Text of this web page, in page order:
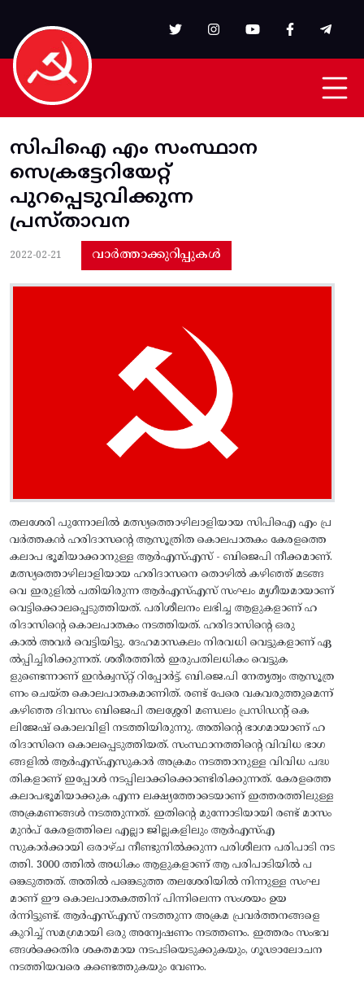
സിപിഐ എം സംസ്ഥാന
സെക്രട്ടേറിയേറ്റ്
പുറപ്പെടുവിക്കുന്ന
പ്രസ്താവന
2022-02-21 വാർത്താക്കുറിപ്പുകൾ
തലശേരി പുന്നോലില്‍ മത്സ്യത്തൊഴിലാളിയായ സിപിഐ എം പ്ര
വര്‍ത്തകന്‍ ഹരിദാസന്റെ ആസൂത്രിത കൊലപാതകം കേരളത്തെ
കലാപ ഭൂമിയാക്കാനുള്ള ആര്‍എസ്‌എസ്‌ - ബിജെപി നീക്കമാണ്.
മത്സ്യത്തൊഴിലാളിയായ ഹരിദാസനെ തൊഴില്‍ കഴിഞ്ഞ്‌ മടങ്ങ
വെ ഇരുളില്‍ പതിയിരുന്ന ആര്‍എസ്‌എസ്‌ സംഘം മൃഗീയമായാണ്‌
വെട്ടിക്കൊലപ്പെടുത്തിയത്‌. പരിശീലനം ലഭിച്ച ആളുകളാണ്‌ ഹ
രിദാസിന്റെ കൊലപാതകം നടത്തിയത്‌. ഹരിദാസിന്റെ ഒരു
കാല്‍ അവര്‍ വെട്ടിയിട്ടു. ദേഹമാസകലം നിരവധി വെട്ടുകളാണ്‌ ഏ
ല്‍പ്പിച്ചിരിക്കുന്നത്‌. ശരീരത്തില്‍ ഇരുപതിലധികം വെട്ടുക
ളുണ്ടെന്നാണ്‌ ഇന്‍ക്വസ്‌റ്റ്‌ റിപ്പോര്‍ട്ട്‌. ബി.ജെ.പി നേതൃത്വം ആസൂത്ര
ണം ചെയ്‌ത കൊലപാതകമാണിത്. രണ്ട്‌ പേരെ വകവരുത്തുമെന്ന്‌
കഴിഞ്ഞ ദിവസം ബിജെപി തലശ്ശേരി മണ്ഡലം പ്രസിഡന്റ്‌ കെ
ലിജേഷ്‌ കൊലവിളി നടത്തിയിരുന്നു. അതിന്റെ ഭാഗമായാണ്‌ ഹ
രിദാസിനെ കൊലപ്പെടുത്തിയത്‌. സംസ്ഥാനത്തിന്റെ വിവിധ ഭാഗ
ങ്ങളില്‍ ആര്‍എസ്‌എസുകാര്‍ അക്രമം നടത്താനുള്ള വിവിധ പദ്ധ
തികളാണ്‌ ഇപ്പോള്‍ നടപ്പിലാക്കിക്കൊണ്ടിരിക്കുന്നത്‌. കേരളത്തെ
കലാപഭൂമിയാക്കുക എന്ന ലക്ഷ്യത്തോടെയാണ്‌ ഇത്തരത്തിലുള്ള
അക്രമണങ്ങള്‍ നടത്തുന്നത്‌. ഇതിന്റെ മുന്നോടിയായി രണ്ട്‌ മാസം
മുന്‍പ്‌ കേരളത്തിലെ എല്ലാ ജില്ലകളിലും ആര്‍എസ്‌എ
സുകാര്‍ക്കായി ഒരാഴ്‌ച നീണ്ടുനില്‍ക്കുന്ന പരിശീലന പരിപാടി നട
ത്തി. 3000 ത്തില്‍ അധികം ആളുകളാണ്‌ ആ പരിപാടിയില്‍ പ
ങ്കെടുത്തത്‌. അതില്‍ പങ്കെടുത്ത തലശേരിയില്‍ നിന്നുള്ള സംഘ
മാണ്‌ ഈ കൊലപാതകത്തിന്‌ പിന്നിലെന്ന സംശയം ഉയ
ര്‍ന്നിട്ടുണ്ട്‌. ആര്‍എസ്‌എസ്‌ നടത്തുന്ന അക്രമ പ്രവര്‍ത്തനങ്ങളെ
കുറിച്ച്‌ സമഗ്രമായി ഒരു അന്വേഷണം നടത്തണം. ഇത്തരം സംഭവ
ങ്ങള്‍ക്കെതിര ശക്തമായ നടപടിയെടുക്കുകയും, ഗൂഢാലോചന
നടത്തിയവരെ കണ്ടെത്തുകയും വേണം.